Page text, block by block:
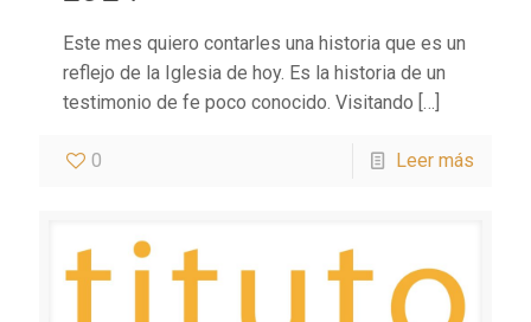
Este mes quiero contarles una historia que es un
reflejo de la Iglesia de hoy. Es la historia de un
testimonio de fe poco conocido. Visitando […]
0 Leer más